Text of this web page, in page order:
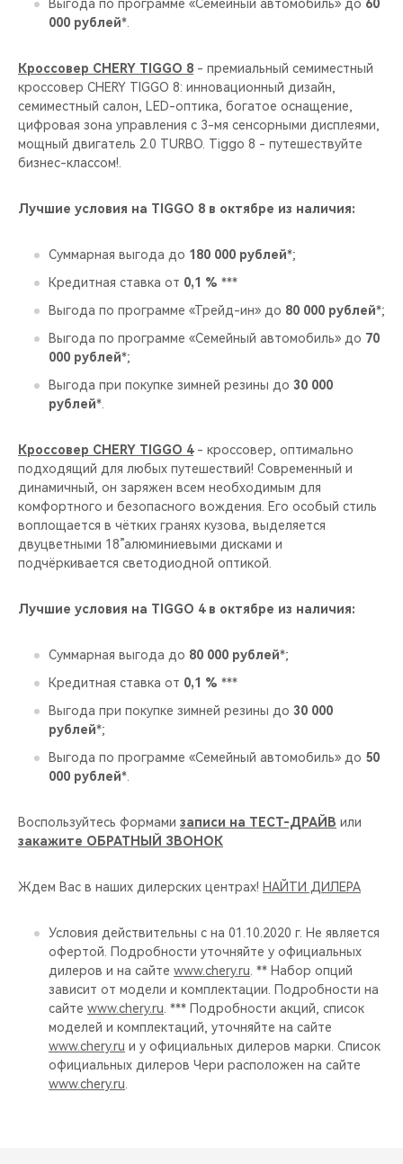
CHERY ДЛЯ ДЕТЕЙ
Выгода по программе «Семейный автомобиль» до 60
000 рублей*.
Кроссовер CHERY TIGGO 8 - премиальный семиместный
кроссовер CHERY TIGGO 8: инновационный дизайн,
семиместный салон, LED-оптика, богатое оснащение,
цифровая зона управления с 3-мя сенсорными дисплеями,
мощный двигатель 2.0 TURBO. Tiggo 8 - путешествуйте
бизнес-классом!.
Лучшие условия на TIGGO 8 в октябре из наличия:
Суммарная выгода до 180 000 рублей*;
Кредитная ставка от 0,1 % ***
Выгода по программе «Трейд-ин» до 80 000 рублей*;
Выгода по программе «Семейный автомобиль» до 70
000 рублей*;
Выгода при покупке зимней резины до 30 000
рублей*.
Кроссовер CHERY TIGGO 4- кроссовер, оптимально
подходящий для любых путешествий! Современный и
динамичный, он заряжен всем необходимым для
комфортного и безопасного вождения. Его особый стиль
воплощается в чётких гранях кузова, выделяется
двуцветными 18”алюминиевыми дисками и
подчёркивается светодиодной оптикой.
Лучшие условия на TIGGO 4 в октябре из наличия:
Суммарная выгода до 80 000 рублей*;
Кредитная ставка от 0,1 % ***
Выгода при покупке зимней резины до 30 000
рублей*;
Выгода по программе «Семейный автомобиль» до 50
000 рублей*.
Воспользуйтесь формами записи на ТЕСТ-ДРАЙВ или
закажите ОБРАТНЫЙ ЗВОНОК
Ждем Вас в наших дилерских центрах! НАЙТИ ДИЛЕРА
Условия действительны с на 01.10.2020 г. Не является
офертой. Подробности уточняйте у официальных
дилеров и на сайте www.chery.ru . ** Набор опций
зависит от модели и комплектации. Подробности на
сайте www.chery.ru . *** Подробности акций, список
моделей и комплектаций, уточняйте на сайте
www.chery.ru и у официальных дилеров марки. Список
официальных дилеров Чери расположен на сайте
www.chery.ru